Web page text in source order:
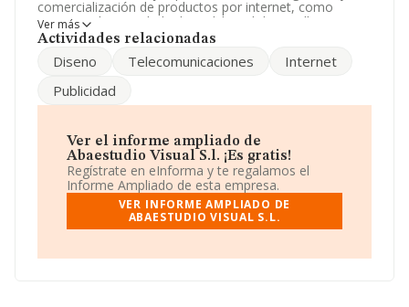
comercialización de productos por internet, como
asimismo la actividad editorial. b).- el desarrollo,
comercialización, compraventa de programas
Clasifica su actividad CNAE como 'Ensayos y análisis
en mercados exteriores.
identificación fiscal B51019172, se encuentra en Calle
Real núm. 108 Ptl 3. Plt 6 B, (51001), Ceuta, Ciudad
Autónoma De Ceuta.
En relación con el sector y disponiendo de los datos de
hasta 7.174 empresas, en el ámbito nacional la
facturación alcanza la cifra de 2.818 millones de euros y
entre todas las compañías. Respecto a la información
Ver más
Actividades relacionadas
Diseno Telecomunicaciones
Internet
Publicidad
Ver el informe ampliado de
Abaestudio Visual S.l. ¡Es gratis!
Regístrate en eInforma y te regalamos el
Informe Ampliado de esta empresa.
VER INFORME AMPLIADO DE
ABAESTUDIO VISUAL S.L.